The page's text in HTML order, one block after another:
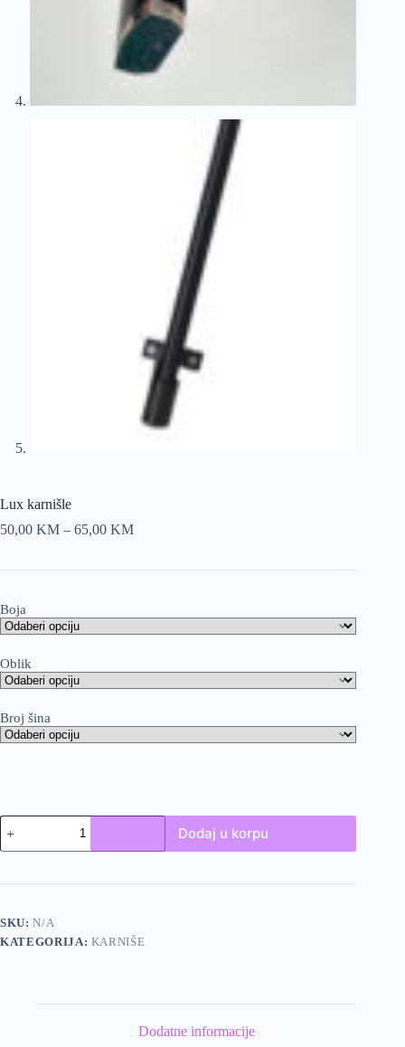
Lux karnišle
50,00 KM – 65,00 KMPrice
Boja
Oblik
Broj šina
Lux
karnišle
količina
Dodaj u korpu
SKU:N/A
KATEGORIJA: KARNIŠE
Dodatne informacije